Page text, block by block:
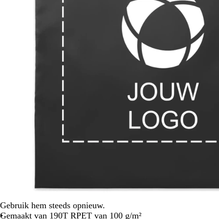
Gebruik hem steeds opnieuw.
Gemaakt van 190T RPET van 100 g/m²